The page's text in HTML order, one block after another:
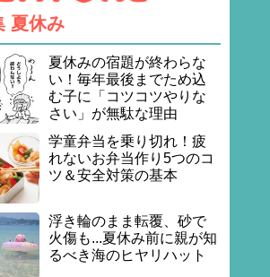
夏休み
夏休みの宿題が終わらな
い！毎年最後までため込
む子に「コツコツやりな
さい」が無駄な理由
学童弁当を乗り切れ！疲
れないお弁当作り5つのコ
ツ＆安全対策の基本
浮き輪のまま転覆、砂で
火傷も...夏休み前に親が知
るべき海のヒヤリハット